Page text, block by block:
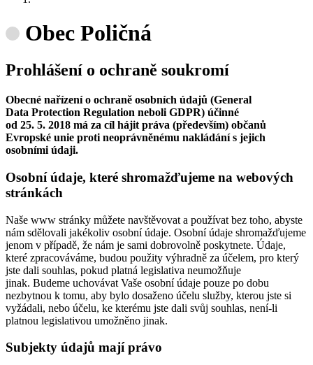
Obec Poličná
Prohlášení o ochraně soukromí
Obecné nařízení o ochraně osobních údajů (General
Data Protection Regulation neboli GDPR) účinné
od 25. 5. 2018 má za cíl hájit práva (především) občanů
Evropské unie proti neoprávněnému nakládání s jejich
osobními údaji.
Osobní údaje, které shromažďujeme na webových
stránkách
Naše www stránky můžete navštěvovat a používat bez toho, abyste
nám sdělovali jakékoliv osobní údaje. Osobní údaje shromažďujeme
jenom v případě, že nám je sami dobrovolně poskytnete. Údaje,
které zpracováváme, budou použity výhradně za účelem, pro který
jste dali souhlas, pokud platná legislativa neumožňuje
jinak. Budeme uchovávat Vaše osobní údaje pouze po dobu
nezbytnou k tomu, aby bylo dosaženo účelu služby, kterou jste si
vyžádali, nebo účelu, ke kterému jste dali svůj souhlas, není-li
platnou legislativou umožněno jinak.
Subjekty údajů mají právo